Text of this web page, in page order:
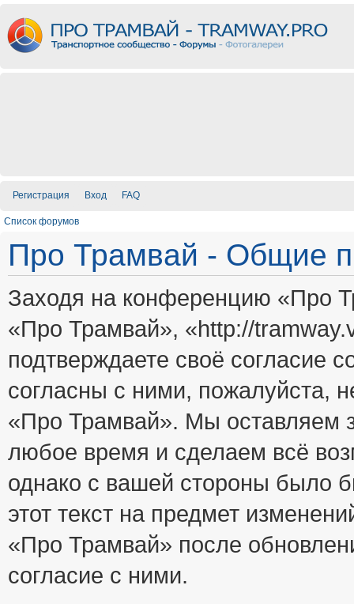
Регистрация Вход FAQ
Список форумов
Про Трамвай - Общие
Заходя на конференцию «Про
«Про Трамвай», «http://
подтверждаете своё
согласны с ними, пожалуйста,
«Про Трамвай». Мы оставляем
любое время и сделаем всё
однако с вашей стороны было
этот текст на предмет
«Про Трамвай» после
согласие с ними.